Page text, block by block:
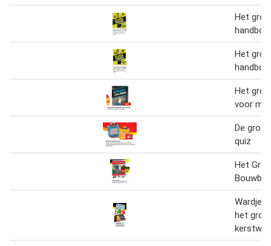
Het
Het
Het
voor
De
quiz
Het
Wardje
het